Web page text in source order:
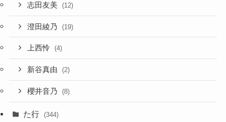
志田友美 (12)
澄田綾乃 (19)
上西怜 (4)
新谷真由 (2)
櫻井音乃 (8)
た行 (344)